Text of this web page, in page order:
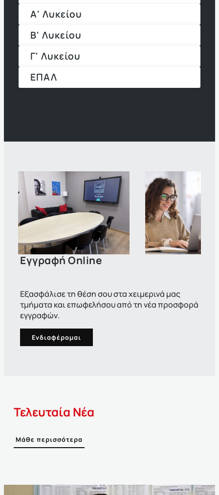
Α' Λυκείου
Β' Λυκείου
Γ' Λυκείου
ΕΠΑΛ
Εγγραφή Online
Εξασφάλισε τη θέση σου στα χειμερινά μας
τμήματα και επωφελήσου από τη νέα προσφορά
εγγραφών.
Ενδιαφέρομαι
Τελευταία Νέα
Μάθε περισσότερα